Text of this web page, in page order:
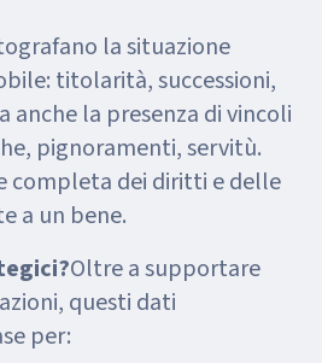
la situazione
titolarità, successioni,
anche la presenza di vincoli
pignoramenti, servitù.
completa dei diritti e delle
a un bene.
Oltre a supportare
questi dati
per: